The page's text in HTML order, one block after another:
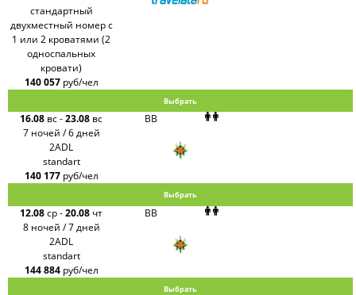
Travelata
стандартный
двухместный номер с
1 или 2 кроватями (2
односпальных
кровати)
140 057 руб/чел
Выбрать
16.08 вс-23.08 вс
7 ночей / 6 дней
BB
2ADL
standart
140 177 руб/чел
Выбрать
12.08ср-20.08 чт
8 ночей / 7 дней
BB
2ADL
standart
144 884 руб/чел
Выбрать